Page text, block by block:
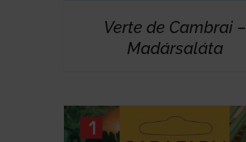
Verte de Cambrai –
Madársaláta